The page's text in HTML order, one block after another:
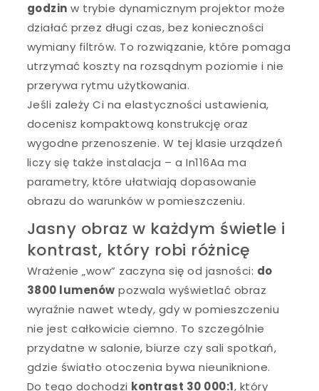
godzin w trybie dynamicznym projektor może
działać przez długi czas, bez konieczności
wymiany filtrów. To rozwiązanie, które pomaga
utrzymać koszty na rozsądnym poziomie i nie
przerywa rytmu użytkowania.
Jeśli zależy Ci na elastyczności ustawienia,
docenisz kompaktową konstrukcję oraz
wygodne przenoszenie. W tej klasie urządzeń
liczy się także instalacja – a In116Aa ma
parametry, które ułatwiają dopasowanie
obrazu do warunków w pomieszczeniu.
Jasny obraz w każdym świetle i
kontrast, który robi różnicę
Wrażenie „wow” zaczyna się od jasności: do
3800 lumenów pozwala wyświetlać obraz
wyraźnie nawet wtedy, gdy w pomieszczeniu
nie jest całkowicie ciemno. To szczególnie
przydatne w salonie, biurze czy sali spotkań,
gdzie światło otoczenia bywa nieuniknione.
Do tego dochodzi kontrast 30 000:1, który